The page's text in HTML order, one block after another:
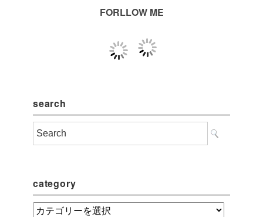
FORLLOW ME
search
category
category